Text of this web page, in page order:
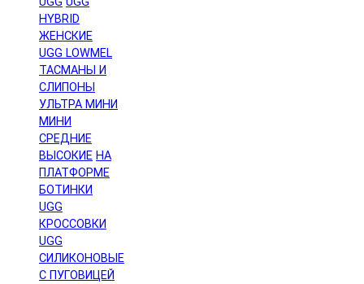
HYBRID
ЖЕНСКИЕ
UGG LOWMEL
ТАСМАНЫ И
СЛИПОНЫ
УЛЬТРА МИНИ
МИНИ
СРЕДНИЕ
ВЫСОКИЕ НА
ПЛАТФОРМЕ
БОТИНКИ
UGG
КРОССОВКИ
UGG
СИЛИКОНОВЫЕ
С ПУГОВИЦЕЙ